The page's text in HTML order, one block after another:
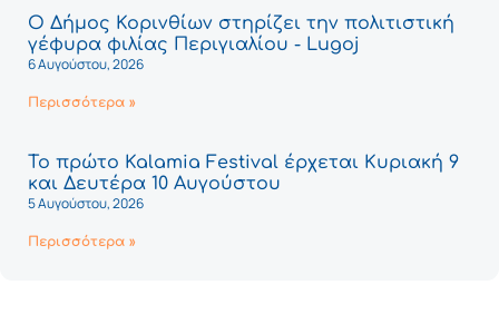
Ο Δήμος Κορινθίων στηρίζει την πολιτιστική
γέφυρα φιλίας Περιγιαλίου - Lugoj
6 Αυγούστου, 2026
Περισσότερα »
Το πρώτο Kalamia Festival έρχεται Κυριακή 9
και Δευτέρα 10 Αυγούστου
5 Αυγούστου, 2026
Περισσότερα »